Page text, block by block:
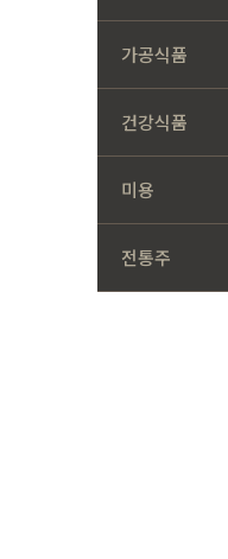
가공식품
건강식품
미용
전통주